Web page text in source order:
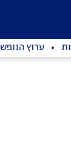
ערוץ הנופש